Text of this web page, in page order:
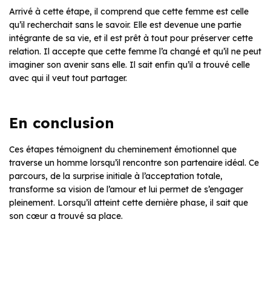
Arrivé à cette étape, il comprend que cette femme est celle
qu’il recherchait sans le savoir. Elle est devenue une partie
intégrante de sa vie, et il est prêt à tout pour préserver cette
relation. Il accepte que cette femme l’a changé et qu’il ne peut
imaginer son avenir sans elle. Il sait enfin qu’il a trouvé celle
avec qui il veut tout partager.
En conclusion
Ces étapes témoignent du cheminement émotionnel que
traverse un homme lorsqu’il rencontre son partenaire idéal. Ce
parcours, de la surprise initiale à l’acceptation totale,
transforme sa vision de l’amour et lui permet de s’engager
pleinement. Lorsqu’il atteint cette dernière phase, il sait que
son cœur a trouvé sa place.